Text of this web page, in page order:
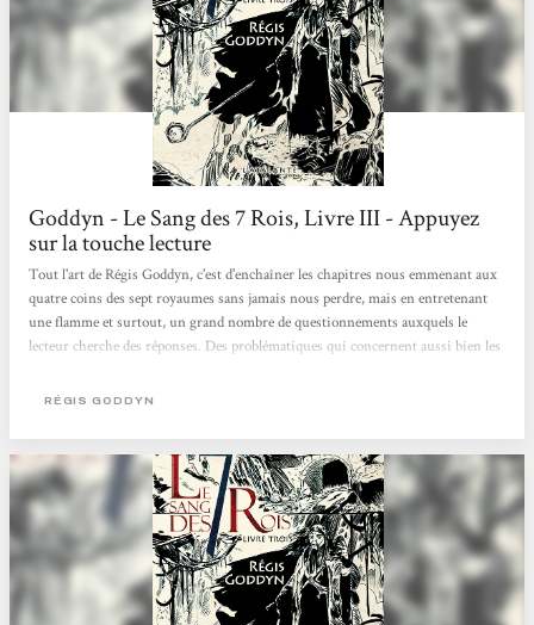
Goddyn - Le Sang des 7 Rois, Livre III - Appuyez
sur la touche lecture
Tout l'art de Régis Goddyn, c'est d'enchaîner les chapitres nous emmenant aux
quatre coins des sept royaumes sans jamais nous perdre, mais en entretenant
une flamme et surtout, un grand nombre de questionnements auxquels le
lecteur cherche des réponses. Des problématiques qui concernent aussi bien les
centrales du récit. Tenez, prenez ce sang bleu. Dans les deux premiers tomes,
là, soudain, cette hypothèse prend du plomb dans l'aile. Sang rouge, sang bleu,
rien n'est plus...
RÉGIS GODDYN